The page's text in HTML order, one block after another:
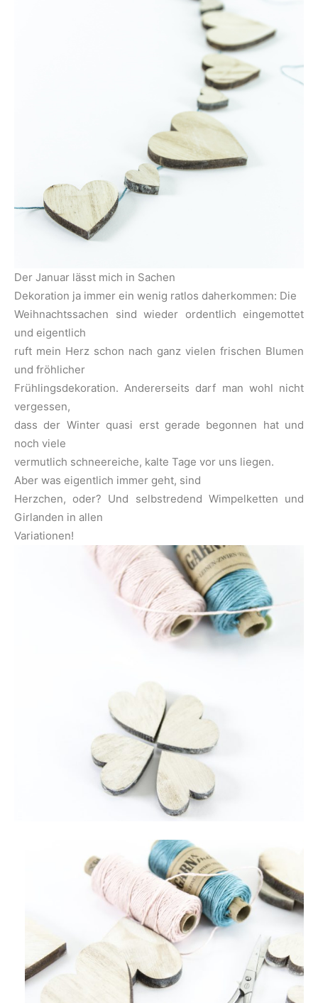
Der Januar lässt mich in Sachen
Dekoration ja immer ein wenig ratlos daherkommen: Die
Weihnachtssachen sind wieder ordentlich eingemottet
und eigentlich
ruft mein Herz schon nach ganz vielen frischen Blumen
und fröhlicher
Frühlingsdekoration. Andererseits darf man wohl nicht
vergessen,
dass der Winter quasi erst gerade begonnen hat und
noch viele
vermutlich schneereiche, kalte Tage vor uns liegen.
Aber was eigentlich immer geht, sind
Herzchen, oder? Und selbstredend Wimpelketten und
Girlanden in allen
Variationen!